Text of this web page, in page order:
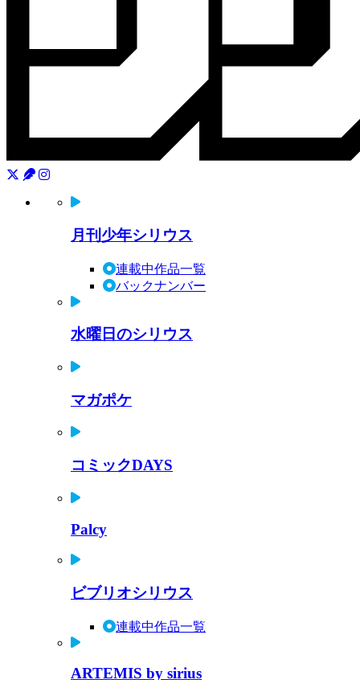
月刊少年シリウス
連載中作品一覧
バックナンバー
水曜日のシリウス
マガポケ
コミックDAYS
Palcy
ビブリオシリウス
連載中作品一覧
ARTEMIS by sirius